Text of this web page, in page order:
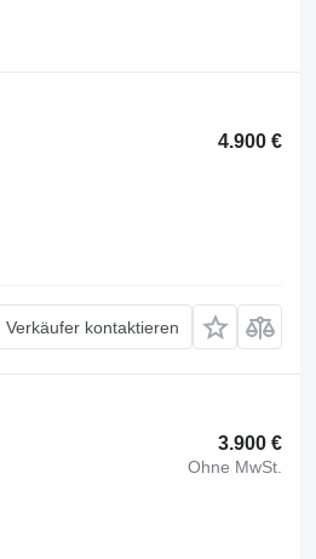
4.900 €
Verkäufer kontaktieren
3.900 €
Ohne MwSt.